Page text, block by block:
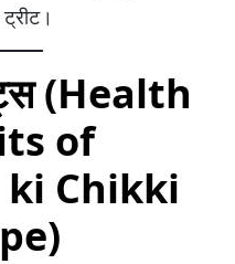
(Health
of
Chikki